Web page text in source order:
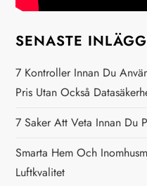
g
e
r
i
n
SENASTE
7 Kontroller Innan Du
Pris Utan Också
7 Saker Att Veta Innan Du
Smarta Hem Och
Luftkvalitet